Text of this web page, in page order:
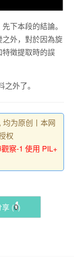
下本段的結論。
外，對於因為旋
徵提取時的誤
外了。
为原创丨本网
权
察-1 使用 PIL+
享 (0)